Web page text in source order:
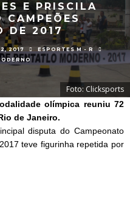
E PRISCILA
CAMPEÕES
DE 2017
2017
ESPORTES M - R
Foto: Clicksports
olímpica reuniu 72
de Janeiro.
disputa do Campeonato
teve figurinha repetida por